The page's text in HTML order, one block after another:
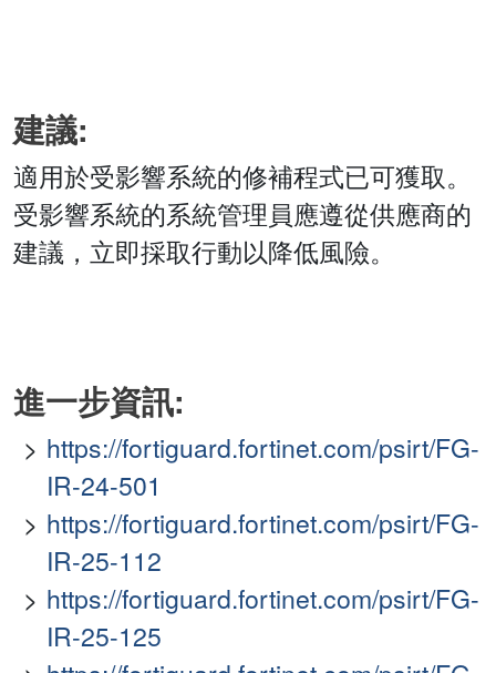
建議:
適用於受影響系統的修補程式已可獲取。
受影響系統的系統管理員應遵從供應商的
建議，立即採取行動以降低風險。
進一步資訊:
https://fortiguard.fortinet.com/psirt/FG-
IR-24-501
https://fortiguard.fortinet.com/psirt/FG-
IR-25-112
https://fortiguard.fortinet.com/psirt/FG-
IR-25-125